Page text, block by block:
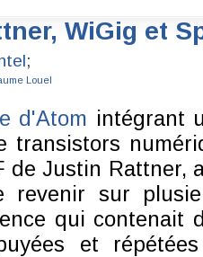
WiGig et
;
Louel
d'Atom intégrant
transistors
de Justin Rattner,
revenir sur
qui contenait
et